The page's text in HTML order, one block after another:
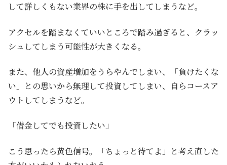
して詳しくもない業界の株に手を出してしまうなど。
アクセルを踏まなくていいところで踏み過ぎると、クラッ
シュしてしまう可能性が大きくなる。
また、他人の資産増加をうらやんでしまい、「負けたくな
い」との思いから無理して投資してしまい、自らコースア
ウトしてしまうなど。
「借金してでも投資したい」
こう思ったら黄色信号。「ちょっと待てよ」と考え直した